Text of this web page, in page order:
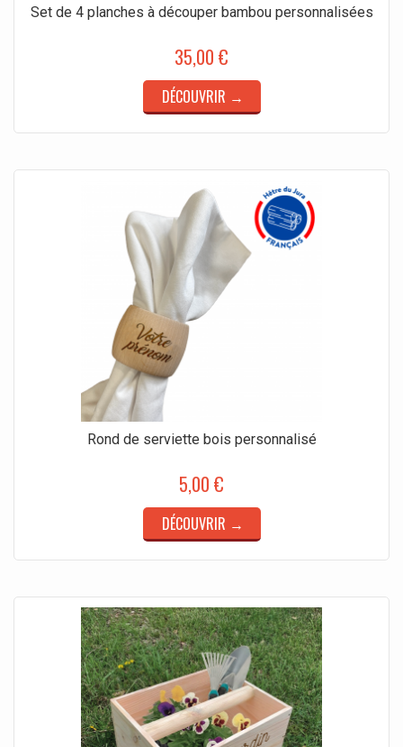
Set de 4 planches à découper bambou personnalisées
35,00 €
DÉCOUVRIR →
Rond de serviette bois personnalisé
5,00 €
DÉCOUVRIR →